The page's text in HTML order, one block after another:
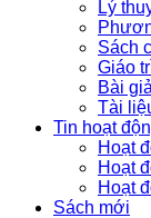
Lý
Sách
Giáo
Bài
Tài
Tin hoạt
Hoạt
Hoạt
Hoạt
Sách mới